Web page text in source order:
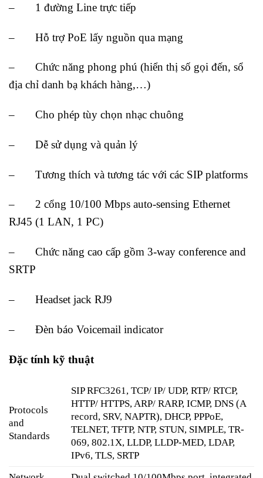
– 1 đường Line trực tiếp
– Hỗ trợ PoE lấy nguồn qua mạng
– Chức năng phong phú (hiển thị số gọi đến, sổ
địa chỉ danh bạ khách hàng,…)
– Cho phép tùy chọn nhạc chuông
– Dễ sử dụng và quản lý
– Tương thích và tương tác với các SIP platforms
– 2 cổng 10/100 Mbps auto-sensing Ethernet
RJ45 (1 LAN, 1 PC)
– Chức năng cao cấp gồm 3-way conference and
SRTP
– Headset jack RJ9
– Đèn báo Voicemail indicator
Đặc tính kỹ thuật
Protocols
and
Standards
SIP RFC3261, TCP/ IP/ UDP, RTP/ RTCP,
HTTP/ HTTPS, ARP/ RARP, ICMP, DNS (A
record, SRV, NAPTR), DHCP, PPPoE,
TELNET, TFTP, NTP, STUN, SIMPLE, TR-
069, 802.1X, LLDP, LLDP-MED, LDAP,
IPv6, TLS, SRTP